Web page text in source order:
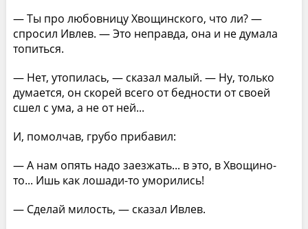
— Ты про любовницу Хвощинского, что ли? —
спросил Ивлев. — Это неправда, она и не думала
топиться.
— Нет, утопилась, — сказал малый. — Ну, только
думается, он скорей всего от бедности от своей
сшел с ума, а не от ней...
И, помолчав, грубо прибавил:
— А нам опять надо заезжать... в это, в Хвощино-
то... Ишь как лошади-то уморились!
— Сделай милость, — сказал Ивлев.